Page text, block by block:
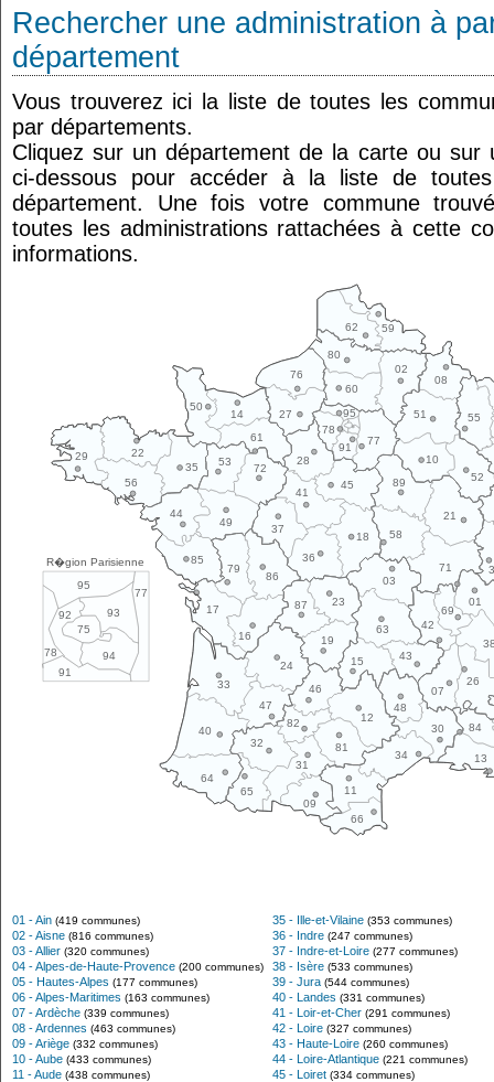
Rechercher une administration à
département
Vous trouverez ici la liste de toutes les
par départements.
Cliquez sur un département de la carte ou sur
ci-dessous pour accéder à la liste de
département. Une fois votre commune
toutes les administrations rattachées à cette
informations.
R�gion Parisienne
77
78
91
95
93
75
94
92
10
11
12
13
14
15
16
17
18
19
21
22
23
24
26
27
28
29
30
31
32
33
34
35
36
37
40
41
42
43
44
45
46
47
48
49
50
51
52
53
55
56
58
59
60
61
62
63
64
65
66
69
01
02
03
07
08
09
71
72
76
77
78
79
80
81
82 84
85
86
87
89
91
95
01 - Ain (419 communes)
02 - Aisne (816 communes)
03 - Allier (320 communes)
04 - Alpes-de-Haute-Provence (200 communes)
05 - Hautes-Alpes (177 communes)
06 - Alpes-Maritimes (163 communes)
07 - Ardèche (339 communes)
08 - Ardennes (463 communes)
09 - Ariège (332 communes)
10 - Aube (433 communes)
11 - Aude (438 communes)
35 - Ille-et-Vilaine (353 communes)
36 - Indre (247 communes)
37 - Indre-et-Loire (277 communes)
38 - Isère (533 communes)
39 - Jura (544 communes)
40 - Landes (331 communes)
41 - Loir-et-Cher (291 communes)
42 - Loire (327 communes)
43 - Haute-Loire (260 communes)
44 - Loire-Atlantique (221 communes)
45 - Loiret (334 communes)